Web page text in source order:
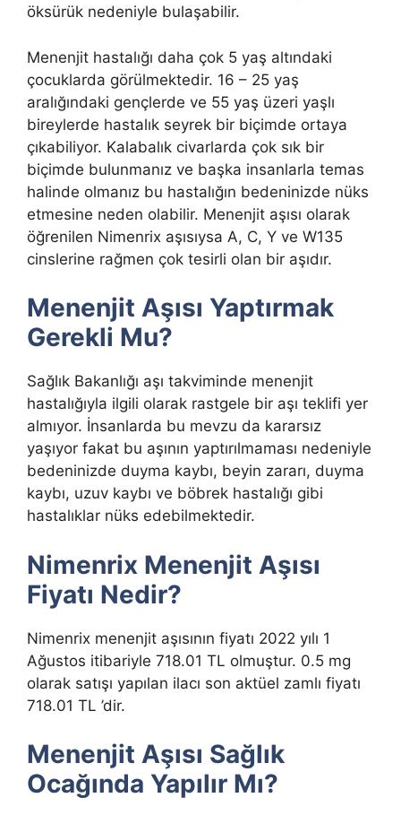
öksürük nedeniyle bulaşabilir.
Menenjit hastalığı daha çok 5 yaş altındaki
çocuklarda görülmektedir. 16 – 25 yaş
aralığındaki gençlerde ve 55 yaş üzeri yaşlı
bireylerde hastalık seyrek bir biçimde ortaya
çıkabiliyor. Kalabalık civarlarda çok sık bir
biçimde bulunmanız ve başka insanlarla temas
halinde olmanız bu hastalığın bedeninizde nüks
etmesine neden olabilir. Menenjit aşısı olarak
öğrenilen Nimenrix aşısıysa A, C, Y ve W135
cinslerine rağmen çok tesirli olan bir aşıdır.
Menenjit Aşısı Yaptırmak
Gerekli Mu?
Sağlık Bakanlığı aşı takviminde menenjit
hastalığıyla ilgili olarak rastgele bir aşı teklifi yer
almıyor. İnsanlarda bu mevzu da kararsız
yaşıyor fakat bu aşının yaptırılmaması nedeniyle
bedeninizde duyma kaybı, beyin zararı, duyma
kaybı, uzuv kaybı ve böbrek hastalığı gibi
hastalıklar nüks edebilmektedir.
Nimenrix Menenjit Aşısı
Fiyatı Nedir?
Nimenrix menenjit aşısının fiyatı 2022 yılı 1
Ağustos itibariyle 718.01 TL olmuştur. 0.5 mg
olarak satışı yapılan ilacı son aktüel zamlı fiyatı
718.01 TL ’dir.
Menenjit Aşısı Sağlık
Ocağında Yapılır Mı?